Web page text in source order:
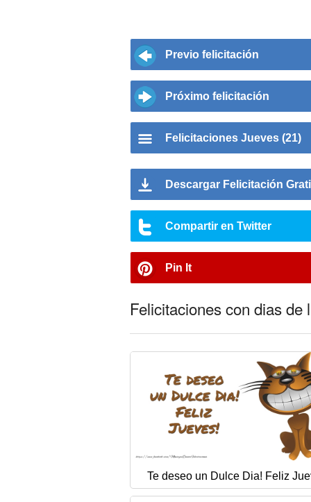
Previo felicitación
Próximo felicitación
Felicitaciones Jueves (21)
Descargar Felicitación
Compartir en Twitter
Pin It
Felicitaciones con dias de
Te deseo un Dulce Dia! Feliz